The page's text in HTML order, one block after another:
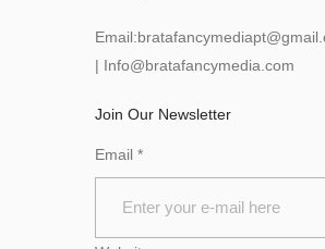
Email:
| Info@bratafancymedia .com
Join Our Newsletter
Email *